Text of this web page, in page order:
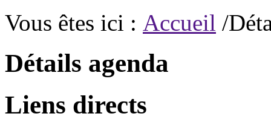
Vous êtes ici : Accueil /
Détails agenda
Liens directs